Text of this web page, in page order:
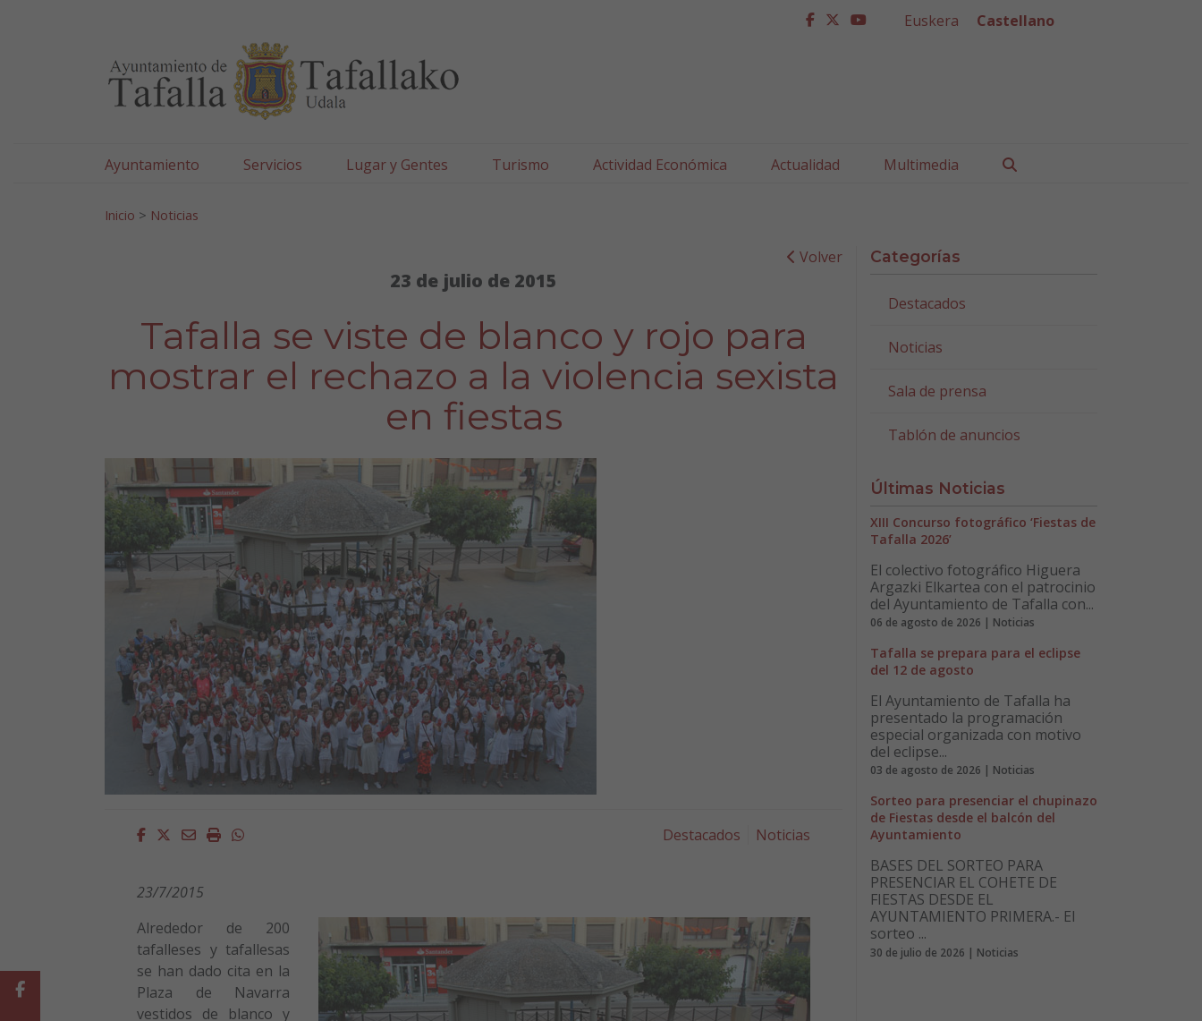
facebook
twitter
youtube
Euskera Castellano
Ayuntamiento Servicios Lugar y Gentes Turismo Actividad Económica Actualidad Multimedia
Inicio > Noticias
Volver
23 de julio de 2015
Tafalla se viste de blanco y rojo para
mostrar el rechazo a la violencia sexista
en fiestas
Facebook
Twitter
EmailImprimirWhatsapp Destacados Noticias
23/7/2015
Alrededor de 200
tafalleses y tafallesas
se han dado cita en la
Plaza de Navarra
vestidos de blanco y
Categorías
Destacados
Noticias
Sala de prensa
Tablón de anuncios
Últimas Noticias
XIII Concurso fotográfico ‘Fiestas de
Tafalla 2026’
El colectivo fotográfico Higuera
Argazki Elkartea con el patrocinio
del Ayuntamiento de Tafalla con...
06 de agosto de 2026 | Noticias
Tafalla se prepara para el eclipse
del 12 de agosto
El Ayuntamiento de Tafalla ha
presentado la programación
especial organizada con motivo
del eclipse...
03 de agosto de 2026 | Noticias
Sorteo para presenciar el chupinazo
de Fiestas desde el balcón del
Ayuntamiento
BASES DEL SORTEO PARA
PRESENCIAR EL COHETE DE
FIESTAS DESDE EL
AYUNTAMIENTO PRIMERA.- El
sorteo ...
30 de julio de 2026 | Noticias
Facebook